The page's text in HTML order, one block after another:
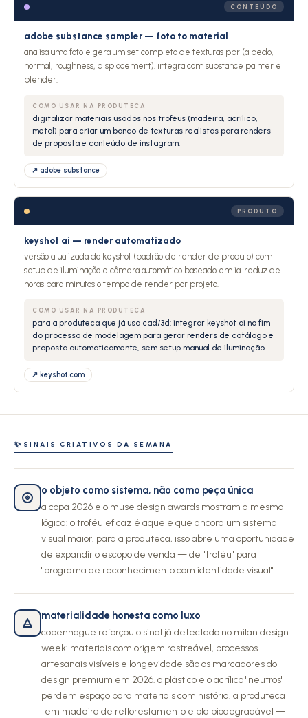
CONTEÚDO
adobe substance sampler — foto to material
analisa uma foto e gera um set completo de texturas pbr (albedo,
normal, roughness, displacement). integra com substance painter e
blender.
COMO USAR NA PRODUTECA
digitalizar materiais usados nos troféus (madeira, acrílico,
metal) para criar um banco de texturas realistas para renders
de proposta e conteúdo de instagram.
↗ adobe substance
PRODUTO
keyshot ai — render automatizado
versão atualizada do keyshot (padrão de render de produto) com
setup de iluminação e câmera automático baseado em ia. reduz de
horas para minutos o tempo de render por projeto.
COMO USAR NA PRODUTECA
para a produteca que já usa cad/3d: integrar keyshot ai no fim
do processo de modelagem para gerar renders de catálogo e
proposta automaticamente, sem setup manual de iluminação.
↗ keyshot.com
✨ SINAIS CRIATIVOS DA SEMANA
o objeto como sistema, não como peça única
a copa 2026 e o muse design awards mostram a mesma
lógica: o troféu eficaz é aquele que ancora um sistema
visual maior. para a produteca, isso abre uma oportunidade
de expandir o escopo de venda — de "troféu" para
"programa de reconhecimento com identidade visual".
materialidade honesta como luxo
copenhague reforçou o sinal já detectado no milan design
week: materiais com origem rastreável, processos
artesanais visíveis e longevidade são os marcadores do
design premium em 2026. o plástico e o acrílico "neutros"
perdem espaço para materiais com história. a produteca
tem madeira de reflorestamento e pla biodegradável —